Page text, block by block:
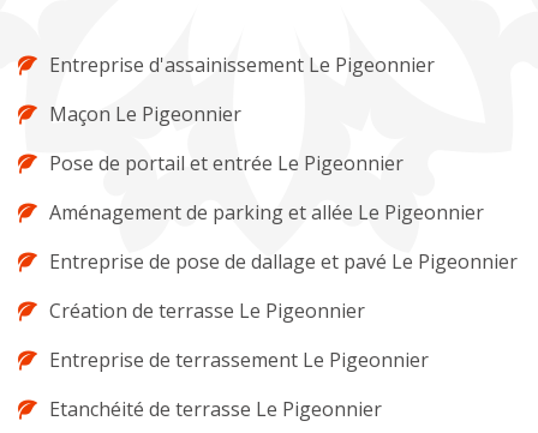
Entreprise d'assainissement Le Pigeonnier
Maçon Le Pigeonnier
Pose de portail et entrée Le Pigeonnier
Aménagement de parking et allée Le Pigeonnier
Entreprise de pose de dallage et pavé Le Pigeonnier
Création de terrasse Le Pigeonnier
Entreprise de terrassement Le Pigeonnier
Etanchéité de terrasse Le Pigeonnier